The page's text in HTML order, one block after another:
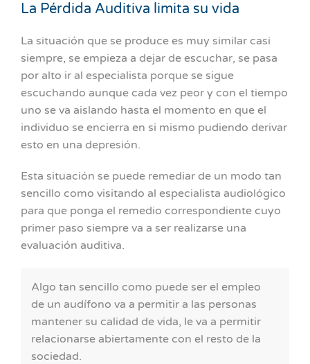
La Pérdida Auditiva limita su vida
La situación que se produce es muy similar casi
siempre, se empieza a dejar de escuchar, se pasa
por alto ir al especialista porque se sigue
escuchando aunque cada vez peor y con el tiempo
uno se va aislando hasta el momento en que el
individuo se encierra en si mismo pudiendo derivar
esto en una depresión.
Esta situación se puede remediar de un modo tan
sencillo como visitando al especialista audiológico
para que ponga el remedio correspondiente cuyo
primer paso siempre va a ser realizarse una
evaluación auditiva.
Algo tan sencillo como puede ser el empleo
de un audífono va a permitir a las personas
mantener su calidad de vida, le va a permitir
relacionarse abiertamente con el resto de la
sociedad.